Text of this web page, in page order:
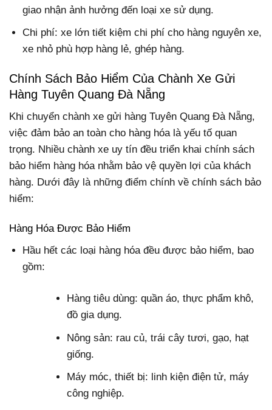
giao nhận ảnh hưởng đến loại xe sử dụng.
Chi phí: xe lớn tiết kiệm chi phí cho hàng nguyên xe,
xe nhỏ phù hợp hàng lẻ, ghép hàng.
Chính Sách Bảo Hiểm Của Chành Xe Gửi
Hàng Tuyên Quang Đà Nẵng
Khi chuyển chành xe gửi hàng Tuyên Quang Đà Nẵng,
việc đảm bảo an toàn cho hàng hóa là yếu tố quan
trọng. Nhiều chành xe uy tín đều triển khai chính sách
bảo hiểm hàng hóa nhằm bảo vệ quyền lợi của khách
hàng. Dưới đây là những điểm chính về chính sách bảo
hiểm:
Hàng Hóa Được Bảo Hiểm
Hầu hết các loại hàng hóa đều được bảo hiểm, bao
gồm:
Hàng tiêu dùng: quần áo, thực phẩm khô,
đồ gia dụng.
Nông sản: rau củ, trái cây tươi, gạo, hạt
giống.
Máy móc, thiết bị: linh kiện điện tử, máy
công nghiệp.